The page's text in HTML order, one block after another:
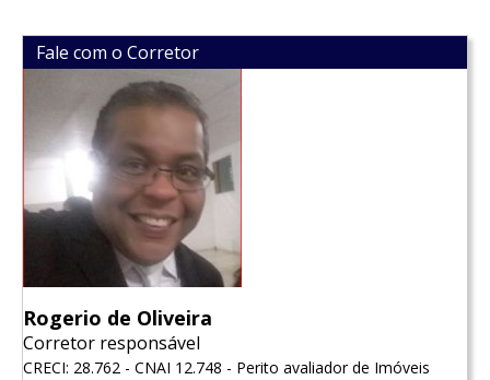
Fale com o Corretor
Rogerio de Oliveira
Corretor responsável
CRECI: 28.762 - CNAI 12.748 - Perito avaliador de Imóveis